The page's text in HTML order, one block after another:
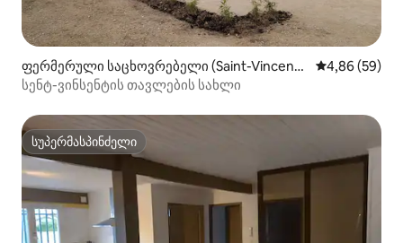
ფერმერული საცხოვრებელი (Saint-Vincent-
Lespinasse)
საშუალო
4,86 (59)
სენტ-ვინსენტის თავლების სახლი
სუპერმასპინძელი
სუპერმასპინძელი